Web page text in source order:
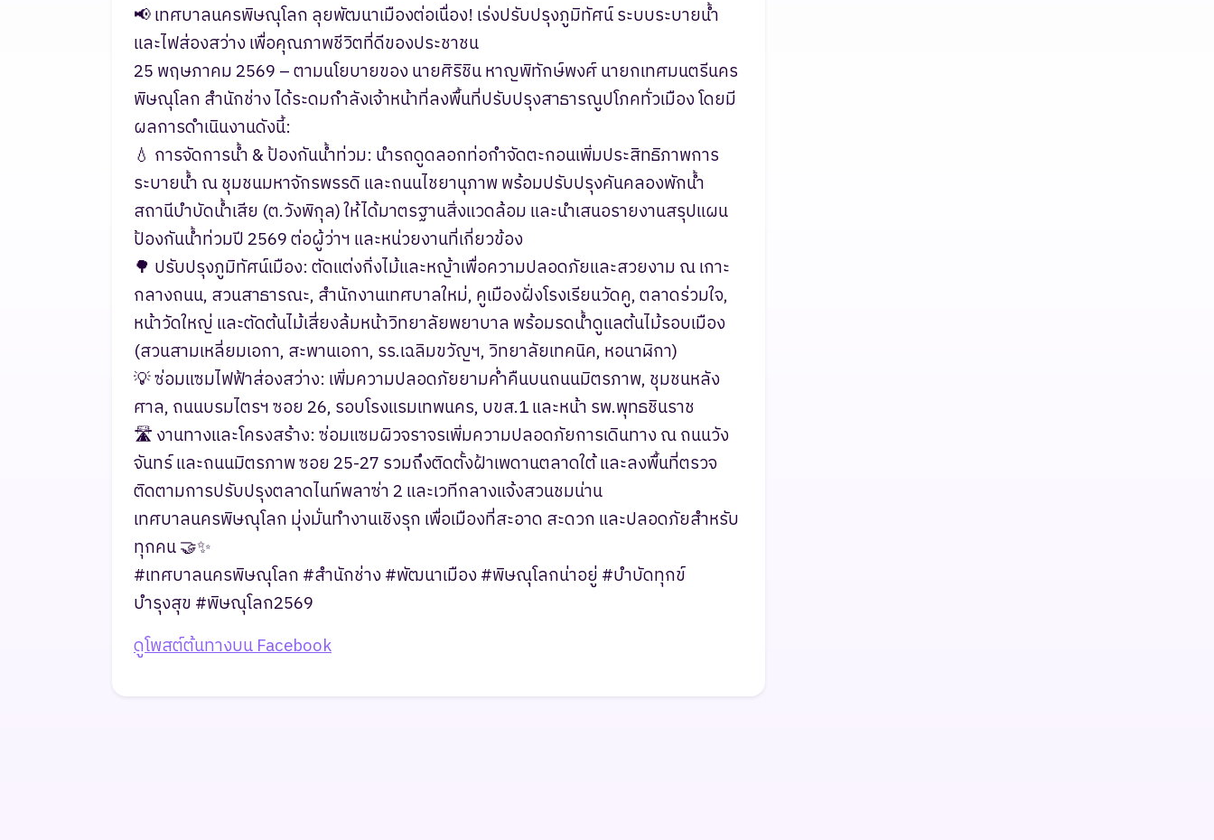
📢 เทศบาลนครพิษณุโลก ลุยพัฒนาเมืองต่อเนื่อง! เร่งปรับปรุงภูมิทัศน์ ระบบระบายน้ำ
และไฟส่องสว่าง เพื่อคุณภาพชีวิตที่ดีของประชาชน
​25 พฤษภาคม 2569 – ตามนโยบายของ นายศิริชิน หาญพิทักษ์พงศ์ นายกเทศมนตรีนคร
พิษณุโลก สำนักช่าง ได้ระดมกำลังเจ้าหน้าที่ลงพื้นที่ปรับปรุงสาธารณูปโภคทั่วเมือง โดยมี
ผลการดำเนินงานดังนี้:
​💧 การจัดการน้ำ & ป้องกันน้ำท่วม: นำรถดูดลอกท่อกำจัดตะกอนเพิ่มประสิทธิภาพการ
ระบายน้ำ ณ ชุมชนมหาจักรพรรดิ และถนนไชยานุภาพ พร้อมปรับปรุงคันคลองพักน้ำ
สถานีบำบัดน้ำเสีย (ต.วังพิกุล) ให้ได้มาตรฐานสิ่งแวดล้อม และนำเสนอรายงานสรุปแผน
ป้องกันน้ำท่วมปี 2569 ต่อผู้ว่าฯ และหน่วยงานที่เกี่ยวข้อง
​🌳 ปรับปรุงภูมิทัศน์เมือง: ตัดแต่งกิ่งไม้และหญ้าเพื่อความปลอดภัยและสวยงาม ณ เกาะ
กลางถนน, สวนสาธารณะ, สำนักงานเทศบาลใหม่, คูเมืองฝั่งโรงเรียนวัดคู, ตลาดร่วมใจ,
หน้าวัดใหญ่ และตัดต้นไม้เสี่ยงล้มหน้าวิทยาลัยพยาบาล พร้อมรดน้ำดูแลต้นไม้รอบเมือง
(สวนสามเหลี่ยมเอกา, สะพานเอกา, รร.เฉลิมขวัญฯ, วิทยาลัยเทคนิค, หอนาฬิกา)
​💡 ซ่อมแซมไฟฟ้าส่องสว่าง: เพิ่มความปลอดภัยยามค่ำคืนบนถนนมิตรภาพ, ชุมชนหลัง
ศาล, ถนนบรมไตรฯ ซอย 26, รอบโรงแรมเทพนคร, บขส.1 และหน้า รพ.พุทธชินราช
​🛣️ งานทางและโครงสร้าง: ซ่อมแซมผิวจราจรเพิ่มความปลอดภัยการเดินทาง ณ ถนนวัง
จันทร์ และถนนมิตรภาพ ซอย 25-27 รวมถึงติดตั้งฝ้าเพดานตลาดใต้ และลงพื้นที่ตรวจ
ติดตามการปรับปรุงตลาดไนท์พลาซ่า 2 และเวทีกลางแจ้งสวนชมน่าน
​เทศบาลนครพิษณุโลก มุ่งมั่นทำงานเชิงรุก เพื่อเมืองที่สะอาด สะดวก และปลอดภัยสำหรับ
ทุกคน 🤝✨
​#เทศบาลนครพิษณุโลก #สำนักช่าง #พัฒนาเมือง #พิษณุโลกน่าอยู่ #บำบัดทุกข์
บำรุงสุข #พิษณุโลก2569
ดูโพสต์ต้นทางบน Facebook